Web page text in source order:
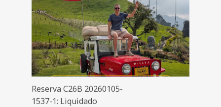
Reserva C26B 20260105-
1537-1: Liquidado